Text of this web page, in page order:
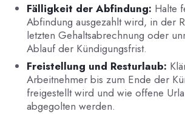
Fälligkeit der Abfindung: Halte
Abfindung ausgezahlt wird, in der
letzten Gehaltsabrechnung oder
Ablauf der Kündigungsfrist.
Freistellung und Resturlaub:
Arbeitnehmer bis zum Ende der
freigestellt wird und wie offene
abgegolten werden.